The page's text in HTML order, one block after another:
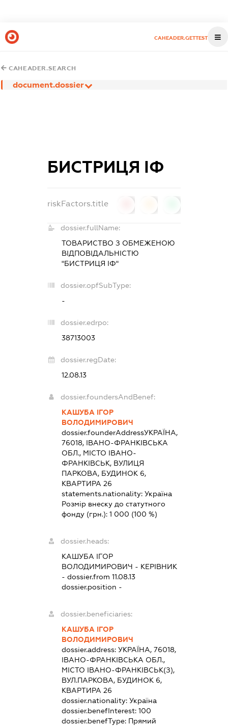
CAHEADER.GETTEST
CAHEADER.SEARCH
document.dossier
БИСТРИЦЯ ІФ
riskFactors.title
dossier.fullName:
ТОВАРИСТВО З ОБМЕЖЕНОЮ
ВІДПОВІДАЛЬНІСТЮ
"БИСТРИЦЯ ІФ"
dossier.opfSubType:
-
dossier.edrpo:
38713003
dossier.regDate:
12.08.13
dossier.foundersAndBenef:
КАШУБА ІГОР
ВОЛОДИМИРОВИЧ
dossier.founderAddressУКРАЇНА,
76018, ІВАНО-ФРАНКІВСЬКА
ОБЛ., МІСТО ІВАНО-
ФРАНКІВСЬК, ВУЛИЦЯ
ПАРКОВА, БУДИНОК 6,
КВАРТИРА 26
statements.nationality: Україна
Розмір внеску до статутного
фонду (грн.): 1 000 (100 %)
dossier.heads:
КАШУБА ІГОР
ВОЛОДИМИРОВИЧ - КЕРІВНИК
- dossier.from 11.08.13
dossier.position -
dossier.beneficiaries:
КАШУБА ІГОР
ВОЛОДИМИРОВИЧ
dossier.address: УКРАЇНА, 76018,
ІВАНО-ФРАНКІВСЬКА ОБЛ.,
МІСТО ІВАНО-ФРАНКІВСЬК(З),
ВУЛ.ПАРКОВА, БУДИНОК 6,
КВАРТИРА 26
dossier.nationality: Україна
dossier.benefInterest: 100
dossier.benefType: Прямий